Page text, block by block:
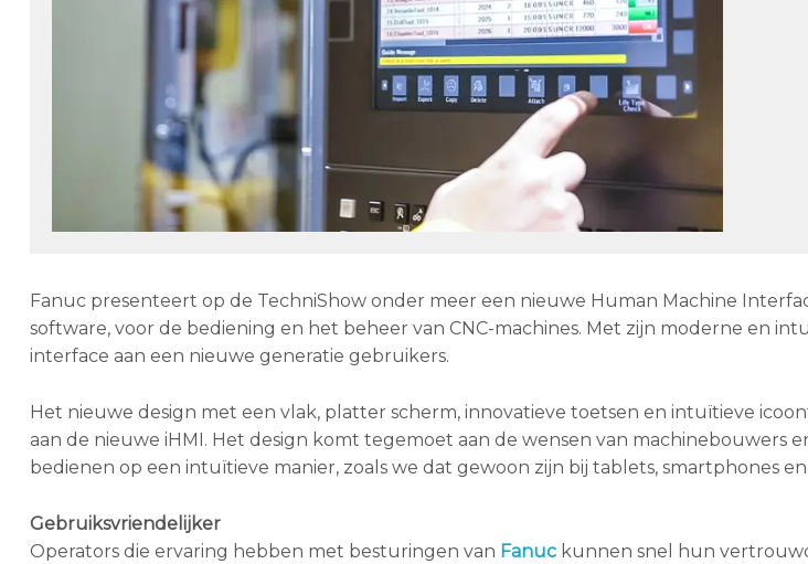
Fanuc presenteert op de TechniShow onder meer een nieuwe Human Machine
software, voor de bediening en het beheer van CNC-machines. Met zijn moderne en
interface aan een nieuwe generatie gebruikers.
Het nieuwe design met een vlak, platter scherm, innovatieve toetsen en intuïtieve
aan de nieuwe iHMI. Het design komt tegemoet aan de wensen van machinebouwers
bedienen op een intuïtieve manier, zoals we dat gewoon zijn bij tablets, smartphones
Gebruiksvriendelijker
Operators die ervaring hebben met besturingen van Fanuckunnen snel hun